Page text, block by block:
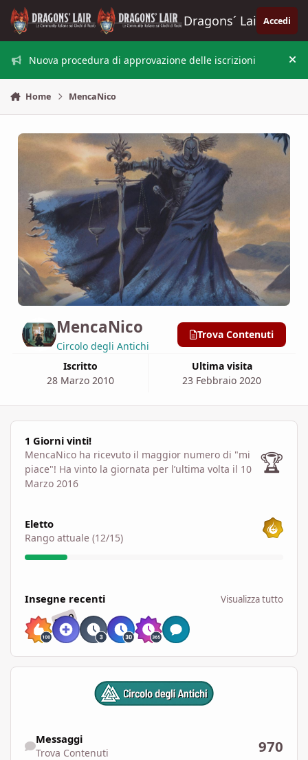
Vai al contenuto
Dragons´ Lair Accedi
Nuova procedura di approvazione delle iscrizioni
Home MencaNico
MencaNico
Circolo degli Antichi
Iscritto
28 Marzo 2010
Ultima visita
23 Febbraio 2020
Trova Contenuti
1 Giorni vinti!
1 Giorni vinti!
MencaNico ha ricevuto il maggior numero di "mi
piace"! Ha vinto la giornata per l’ultima volta il 10
Marzo 2016
🏆
Eletto
Rango attuale (12/15)
Insegne recenti Visualizza tutto
RARO
Messaggi
Trova Contenuti 970